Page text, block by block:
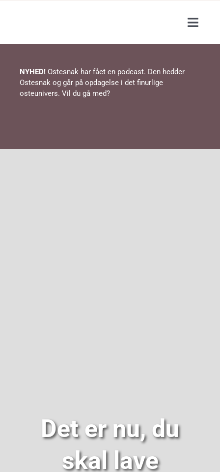
Podcast
NYHED! Ostesnak har fået en podcast. Den hedder
Ostesnak og går på opdagelse i det finurlige
osteunivers. Vil du gå med?
Det er nu, du
skal lave